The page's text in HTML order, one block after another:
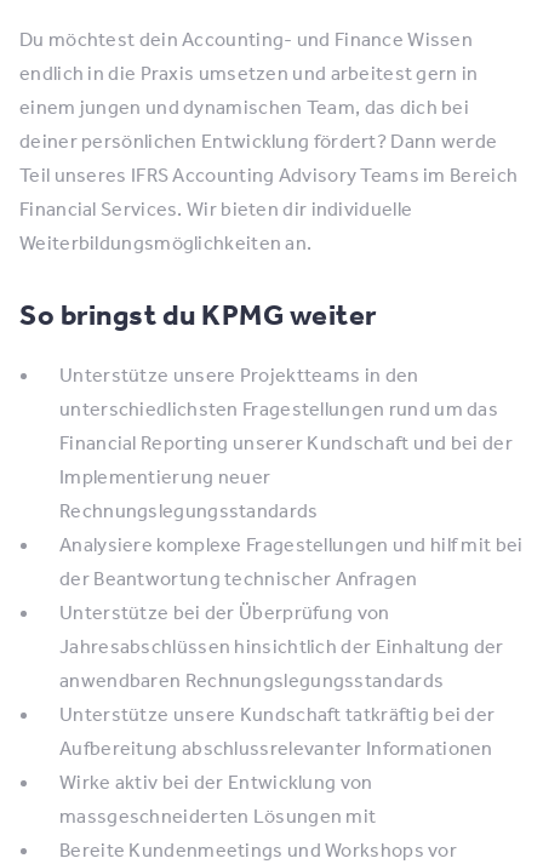
Du möchtest dein Accounting- und Finance Wissen
endlich in die Praxis umsetzen und arbeitest gern in
einem jungen und dynamischen Team, das dich bei
deiner persönlichen Entwicklung fördert? Dann werde
Teil unseres IFRS Accounting Advisory Teams im Bereich
Financial Services. Wir bieten dir individuelle
Weiterbildungsmöglichkeiten an.
So bringst du KPMG weiter
​​Unterstütze unsere Projektteams in den
unterschiedlichsten Fragestellungen rund um das
Financial Reporting unserer Kundschaft und bei der
Implementierung neuer
Rechnungslegungsstandards
​​Analysiere komplexe Fragestellungen und hilf mit bei
der Beantwortung technischer Anfragen
​​Unterstütze bei der Überprüfung von
Jahresabschlüssen hinsichtlich der Einhaltung der
anwendbaren Rechnungslegungsstandards
​​Unterstütze unsere Kundschaft tatkräftig bei der
Aufbereitung abschlussrelevanter Informationen
​​Wirke aktiv bei der Entwicklung von
massgeschneiderten Lösungen mit
​​Bereite Kundenmeetings und Workshops vor​